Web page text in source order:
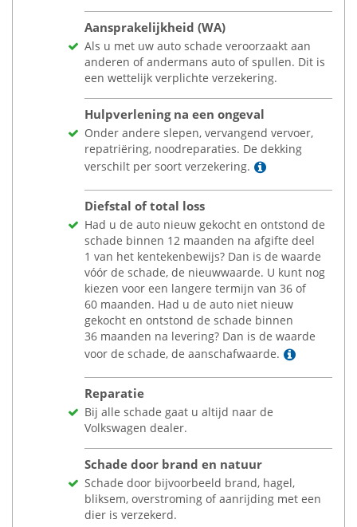
Aansprakelijkheid (WA)
Als u met uw auto schade veroorzaakt aan
anderen of andermans auto of spullen. Dit is
een wettelijk verplichte verzekering.
Hulpverlening na een ongeval
Onder andere slepen, vervangend vervoer,
repatriëring, noodreparaties. De dekking
verschilt per soort verzekering.
Lees meer
Diefstal of total loss
Had u de auto nieuw gekocht en ontstond de
schade binnen 12 maanden na afgifte deel
1 van het kentekenbewijs? Dan is de waarde
vóór de schade, de nieuwwaarde. U kunt nog
kiezen voor een langere termijn van 36 of
60 maanden. Had u de auto niet nieuw
gekocht en ontstond de schade binnen
36 maanden na levering? Dan is de waarde
voor de schade, de aanschafwaarde.
Lees
Reparatie
Bij alle schade gaat u altijd naar de
Volkswagen dealer.
Schade door brand en natuur
Schade door bijvoorbeeld brand, hagel,
bliksem, overstroming of aanrijding met een
dier is verzekerd.